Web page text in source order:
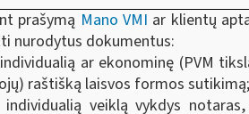
prašymą Mano VMI ar klientų
nurodytus dokumentus:
ar ekonominę (PVM
raštišką laisvos formos sutikimą;
veiklą vykdys